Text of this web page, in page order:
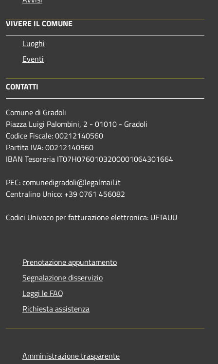
VIVERE IL COMUNE
Luoghi
Eventi
CONTATTI
Comune di Gradoli
Piazza Luigi Palombini, 2 - 01010 - Gradoli
Codice Fiscale: 00212140560
Partita IVA: 00212140560
IBAN Tesoreria IT07H0760103200001064301664
PEC: comunedigradoli@legalmail.it
Centralino Unico: +39 0761 456082
Codici Univoco per fatturazione elettronica: UFTAUU
Prenotazione appuntamento
Segnalazione disservizio
Leggi le FAQ
Richiesta assistenza
Amministrazione trasparente